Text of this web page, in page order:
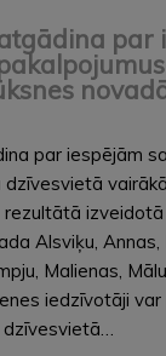
par
par iespējām
dzīvesvietā
izveidotā
Alsviķu, Annas,
Malienas,
iedzīvotāji